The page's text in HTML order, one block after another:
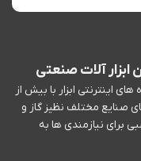
ابزار آلات صنعتی
اینترنتی ابزار با بیش از
صنایع مختلف نظیز گاز و
برای نیازمندی ها به